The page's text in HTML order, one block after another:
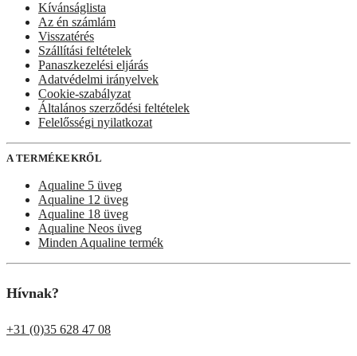
Kívánságlista
Az én számlám
Visszatérés
Szállítási feltételek
Panaszkezelési eljárás
Adatvédelmi irányelvek
Cookie-szabályzat
Általános szerződési feltételek
Felelősségi nyilatkozat
A TERMÉKEKRŐL
Aqualine 5 üveg
Aqualine 12 üveg
Aqualine 18 üveg
Aqualine Neos üveg
Minden Aqualine termék
Hívnak?
+31 (0)35 628 47 08